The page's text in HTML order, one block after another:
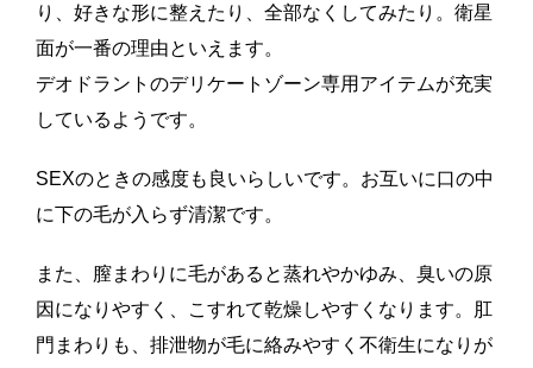
り、好きな形に整えたり、全部なくしてみたり。衛星
面が一番の理由といえます。
デオドラントのデリケートゾーン専用アイテムが充実
しているようです。
SEXのときの感度も良いらしいです。お互いに口の中
に下の毛が入らず清潔です。
また、膣まわりに毛があると蒸れやかゆみ、臭いの原
因になりやすく、こすれて乾燥しやすくなります。肛
門まわりも、排泄物が毛に絡みやすく不衛生になりが